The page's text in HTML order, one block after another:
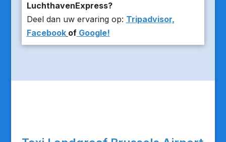
LuchthavenExpress?
Deel dan uw ervaring op: Tripadvisor,
Facebook ofGoogle!